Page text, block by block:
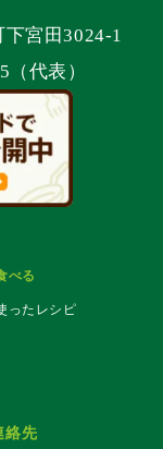
宮田3024-1
代表）
べる
ったレシピ
絡先